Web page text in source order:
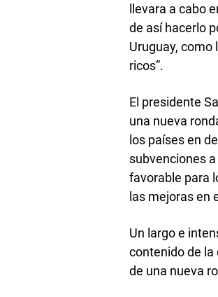
llevara a cabo
de así hacerlo
Uruguay, como
ricos”.
El presidente
una nueva
los países en
subvenciones
favorable para
las mejoras en
Un largo e
contenido de
de una nueva